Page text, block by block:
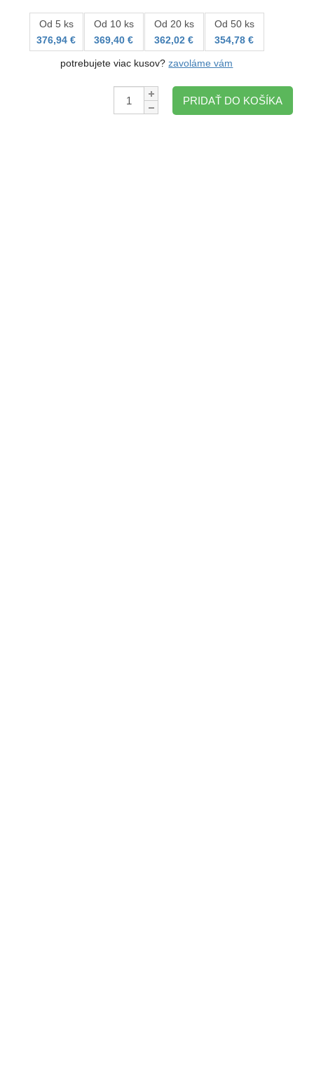
Od 5 ks
376,94 €
Od 10 ks
369,40 €
Od 20 ks
362,02 €
Od 50 ks
354,78 €
potrebujete viac kusov?zavoláme vám
Množstvo:
PRIDAŤ DO KOŠÍKA